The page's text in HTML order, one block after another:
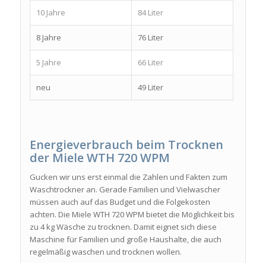
10 Jahre 84 Liter
8 Jahre 76 Liter
5 Jahre 66 Liter
neu 49 Liter
Energieverbrauch beim Trocknen
der Miele WTH 720 WPM
Gucken wir uns erst einmal die Zahlen und Fakten zum
Waschtrockner an. Gerade Familien und Vielwascher
müssen auch auf das Budget und die Folgekosten
achten. Die Miele WTH 720 WPM bietet die Möglichkeit bis
zu 4 kg Wäsche zu trocknen. Damit eignet sich diese
Maschine für Familien und große Haushalte, die auch
regelmäßig waschen und trocknen wollen.